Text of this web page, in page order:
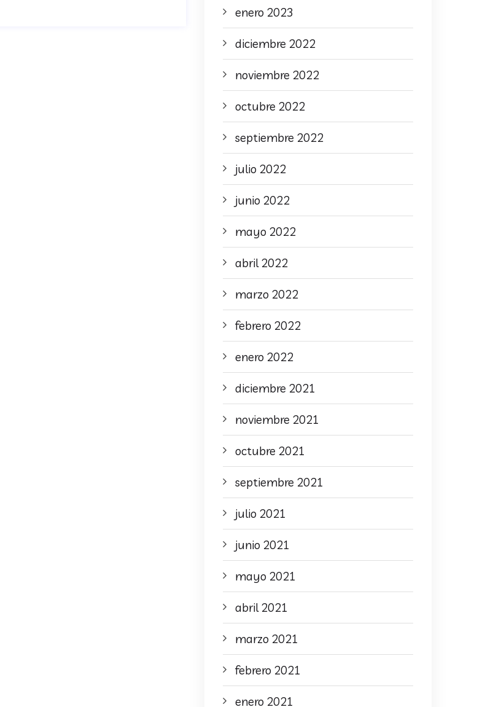
enero 2023
diciembre 2022
noviembre 2022
octubre 2022
septiembre 2022
julio 2022
junio 2022
mayo 2022
abril 2022
marzo 2022
febrero 2022
enero 2022
diciembre 2021
noviembre 2021
octubre 2021
septiembre 2021
julio 2021
junio 2021
mayo 2021
abril 2021
marzo 2021
febrero 2021
enero 2021